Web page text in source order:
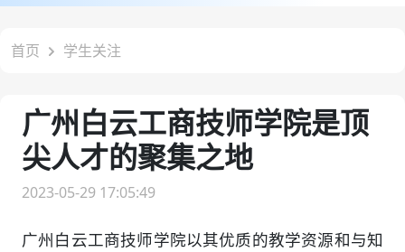
首页 学生关注
广州白云工商技师学院是顶
尖人才的聚集之地
2023-05-29 17:05:49
广州白云工商技师学院以其优质的教学资源和与知